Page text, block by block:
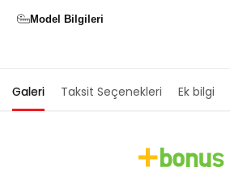
Model Bilgileri
Galeri Taksit Seçenekleri Ek bilgi